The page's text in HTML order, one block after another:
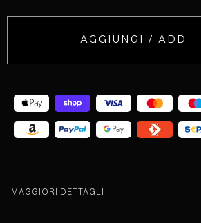
AGGIUNGI / ADD
MAGGIORI DETTAGLI